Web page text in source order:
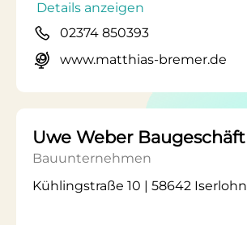
Details anzeigen
02374 850393
www.matthias-bremer.de
Uwe Weber Baugeschäft
Bauunternehmen
Kühlingstraße 10 | 58642 Iserlohn